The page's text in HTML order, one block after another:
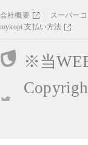
会社概要 スーパー
mykopi 支払い方法
※当